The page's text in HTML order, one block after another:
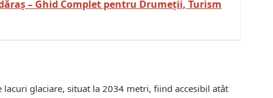
– Ghid Complet pentru Drumeții, Turism
lacuri glaciare, situat la 2034 metri, fiind accesibil atât